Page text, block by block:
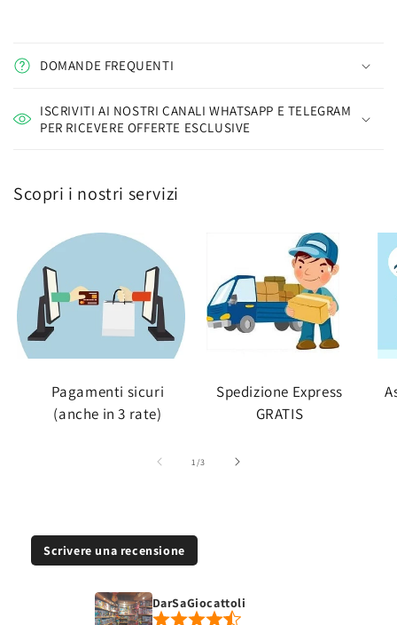
DOMANDE FREQUENTI
ISCRIVITI AI NOSTRI CANALI WHATSAPP E TELEGRAM
PER RICEVERE OFFERTE ESCLUSIVE
Scopri i nostri servizi
Pagamenti sicuri
(anche in 3 rate)
Spedizione Express
GRATIS
1/su
3
Scrivere una recensione
DarSaGiocattoli